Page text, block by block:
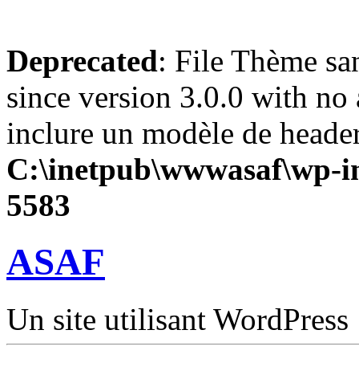
Deprecated: File Thème
since version 3.0.0 with
inclure un modèle de
C:\inetpub\wwwasaf\wp-
5583
ASAF
Un site utilisant WordPress